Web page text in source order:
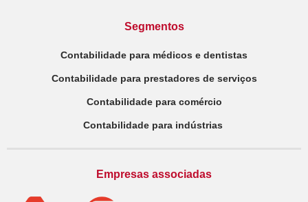
Segmentos
Contabilidade para médicos e dentistas
Contabilidade para prestadores de serviços
Contabilidade para comércio
Contabilidade para indústrias
Empresas associadas